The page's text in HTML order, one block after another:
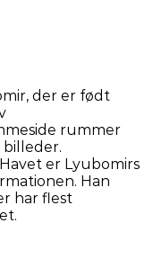
der er født
rummer
er Lyubomirs
Han
har flest